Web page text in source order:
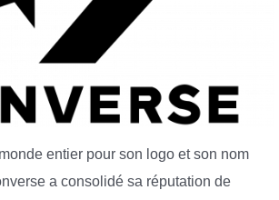
entier pour son logo et son nom
a consolidé sa réputation de